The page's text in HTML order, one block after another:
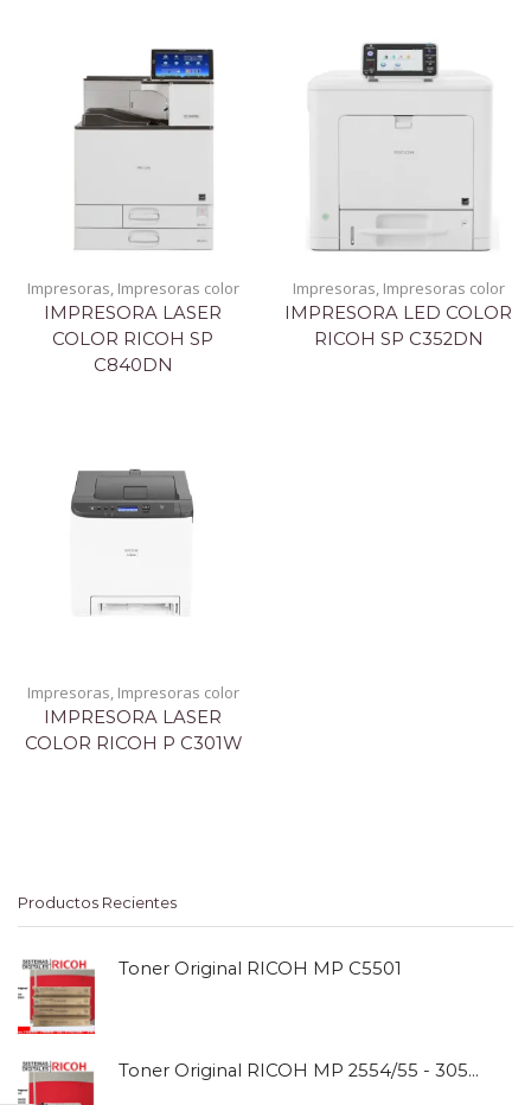
Impresoras, Impresoras color
IMPRESORA LASER
COLOR RICOH SP
C840DN
Impresoras, Impresoras color
IMPRESORA LED COLOR
RICOH SP C352DN
Impresoras, Impresoras color
IMPRESORA LASER
COLOR RICOH P C301W
Productos Recientes
Toner Original RICOH MP C5501
Toner Original RICOH MP 2554/55 - 3054/55